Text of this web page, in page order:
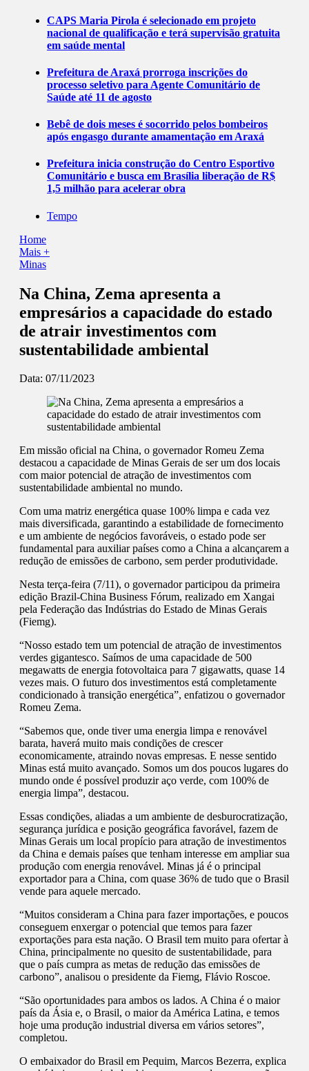
CAPS Maria Pirola é selecionado em projeto
nacional de qualificação e terá supervisão gratuita
em saúde mental
Prefeitura de Araxá prorroga inscrições do
processo seletivo para Agente Comunitário de
Saúde até 11 de agosto
Bebê de dois meses é socorrido pelos bombeiros
após engasgo durante amamentação em Araxá
Prefeitura inicia construção do Centro Esportivo
Comunitário e busca em Brasília liberação de R$
1,5 milhão para acelerar obra
Tempo
Home
Mais +
Minas
Na China, Zema apresenta a
empresários a capacidade do estado
de atrair investimentos com
sustentabilidade ambiental
Data: 07/11/2023
Em missão oficial na China, o governador Romeu Zema
destacou a capacidade de Minas Gerais de ser um dos locais
com maior potencial de atração de investimentos com
sustentabilidade ambiental no mundo.
Com uma matriz energética quase 100% limpa e cada vez
mais diversificada, garantindo a estabilidade de fornecimento
e um ambiente de negócios favoráveis, o estado pode ser
fundamental para auxiliar países como a China a alcançarem a
redução de emissões de carbono, sem perder produtividade.
Nesta terça-feira (7/11), o governador participou da primeira
edição Brazil-China Business Fórum, realizado em Xangai
pela Federação das Indústrias do Estado de Minas Gerais
(Fiemg).
“Nosso estado tem um potencial de atração de investimentos
verdes gigantesco. Saímos de uma capacidade de 500
megawatts de energia fotovoltaica para 7 gigawatts, quase 14
vezes mais. O futuro dos investimentos está completamente
condicionado à transição energética”, enfatizou o governador
Romeu Zema.
“Sabemos que, onde tiver uma energia limpa e renovável
barata, haverá muito mais condições de crescer
economicamente, atraindo novas empresas. E nesse sentido
Minas está muito avançado. Somos um dos poucos lugares do
mundo onde é possível produzir aço verde, com 100% de
energia limpa”, destacou.
Essas condições, aliadas a um ambiente de desburocratização,
segurança jurídica e posição geográfica favorável, fazem de
Minas Gerais um local propício para atração de investimentos
da China e demais países que tenham interesse em ampliar sua
produção com energia renovável. Minas já é o principal
exportador para a China, com quase 36% de tudo que o Brasil
vende para aquele mercado.
“Muitos consideram a China para fazer importações, e poucos
conseguem enxergar o potencial que temos para fazer
exportações para esta nação. O Brasil tem muito para ofertar à
China, principalmente no quesito de sustentabilidade, para
que o país cumpra as metas de redução das emissões de
carbono”, analisou o presidente da Fiemg, Flávio Roscoe.
“São oportunidades para ambos os lados. A China é o maior
país da Ásia e, o Brasil, o maior da América Latina, e temos
hoje uma produção industrial diversa em vários setores”,
completou.
O embaixador do Brasil em Pequim, Marcos Bezerra, explica